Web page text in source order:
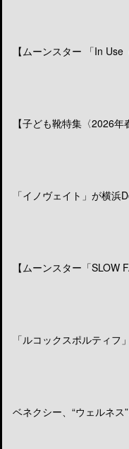
【ムーンスター 「In
【子ども靴特集〈2026
「イノヴェイト」が横
【ムーンスター「SLOW
「ルコックスポルティ
ベネクシー、“ウェルネス